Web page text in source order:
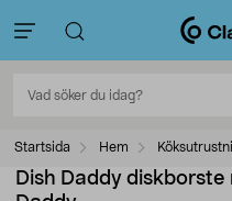
Startsida Hem
Dish Daddy